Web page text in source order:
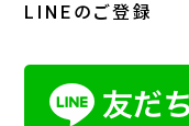
LINEのご登録